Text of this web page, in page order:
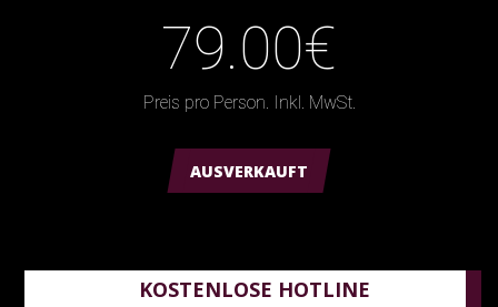
79.00€
Preis pro Person. Inkl. MwSt.
AUSVERKAUFT
KOSTENLOSE HOTLINE